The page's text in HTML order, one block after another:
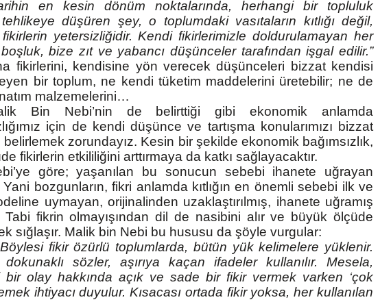
en kesin dönüm noktalarında, herhangi bir topluluk
tehlikeye düşüren şey, o toplumdaki vasıtaların kıtlığı değil,
yetersizliğidir. Kendi fikirlerimizle doldurulamayan her
bize zıt ve yabancı düşünceler tarafından işgal edilir.”
fikirlerini, kendisine yön verecek düşünceleri bizzat kendisi
bir toplum, ne kendi tüketim maddelerini üretebilir; ne de
malzemelerini…
Bin Nebi’nin de belirttiği gibi ekonomik anlamda
için de kendi düşünce ve tartışma konularımızı bizzat
belirlemek zorundayız. Kesin bir şekilde ekonomik bağımsızlık,
fikirlerin etkililiğini arttırmaya da katkı sağlayacaktır.
göre; yaşanılan bu sonucun sebebi ihanete uğrayan
Yani bozgunların, fikri anlamda kıtlığın en önemli sebebi ilk ve
uymayan, orijinalinden uzaklaştırılmış, ihanete uğramış
Tabi fikrin olmayışından dil de nasibini alır ve büyük ölçüde
sığlaşır. Malik bin Nebi bu hususu da şöyle vurgular:
fikir özürlü toplumlarda, bütün yük kelimelere yüklenir.
sözler, aşırıya kaçan ifadeler kullanılır. Mesela,
bir olay hakkında açık ve sade bir fikir vermek varken ‘çok
ihtiyacı duyulur. Kısacası ortada fikir yoksa, her kullanılan